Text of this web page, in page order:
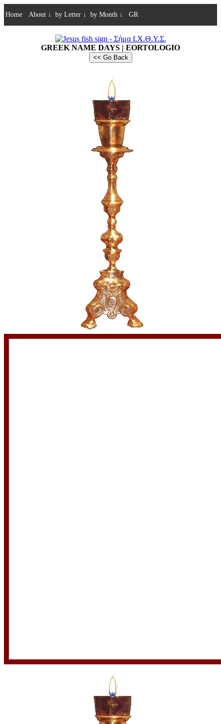
Home About ↓ by Letter ↓ by Month ↓ GR
GREEK NAME DAYS | EORTOLOGIO
<< Go Back